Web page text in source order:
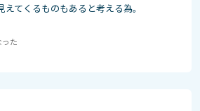
てくるものもあると考える為。
た